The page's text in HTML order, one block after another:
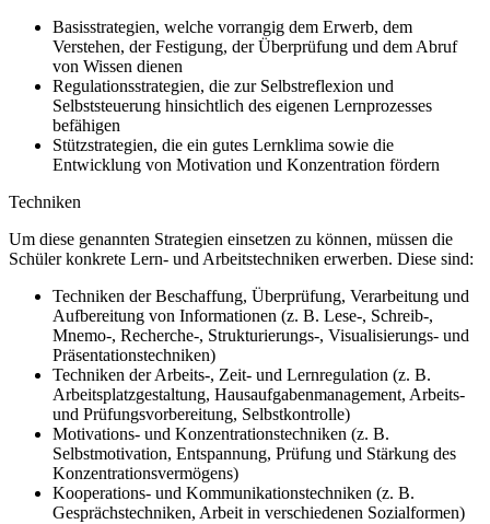
Basisstrategien, welche vorrangig dem Erwerb, dem
Verstehen, der Festigung, der Überprüfung und dem Abruf
von Wissen dienen
Regulationsstrategien, die zur Selbstreflexion und
Selbststeuerung hinsichtlich des eigenen Lernprozesses
befähigen
Stützstrategien, die ein gutes Lernklima sowie die
Entwicklung von Motivation und Konzentration fördern
Techniken
Um diese genannten Strategien einsetzen zu können, müssen die
Schüler konkrete Lern- und Arbeitstechniken erwerben. Diese sind:
Techniken der Beschaffung, Überprüfung, Verarbeitung und
Aufbereitung von Informationen (z. B. Lese-, Schreib-,
Mnemo-, Recherche-, Strukturierungs-, Visualisierungs- und
Präsentationstechniken)
Techniken der Arbeits-, Zeit- und Lernregulation (z. B.
Arbeitsplatzgestaltung, Hausaufgabenmanagement, Arbeits-
und Prüfungsvorbereitung, Selbstkontrolle)
Motivations- und Konzentrationstechniken (z. B.
Selbstmotivation, Entspannung, Prüfung und Stärkung des
Konzentrationsvermögens)
Kooperations- und Kommunikationstechniken (z. B.
Gesprächstechniken, Arbeit in verschiedenen Sozialformen)